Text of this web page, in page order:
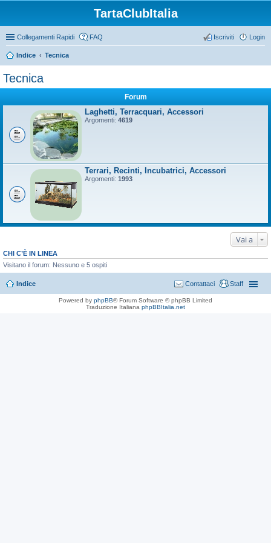
TartaClubItalia
Collegamenti Rapidi FAQ Login
Iscriviti
Indice Tecnica
Tecnica
Forum
Laghetti, Terracquari, Accessori
Argomenti: 4619
Terrari, Recinti, Incubatrici, Accessori
Argomenti: 1993
Vai a
CHI C’È IN LINEA
Visitano il forum: Nessuno e 5 ospiti
Indice Staff
Contattaci
Powered by phpBB® Forum Software © phpBB Limited
Traduzione Italiana phpBBItalia.net